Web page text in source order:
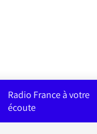
Radio France à votre
écoute